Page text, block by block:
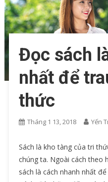
Đọc sách
nhất để
thức
Tháng 1 13, 2018 Yến
Sách là kho tàng của tri
chúng ta. Ngoài cách theo
sách là cách nhanh nhất